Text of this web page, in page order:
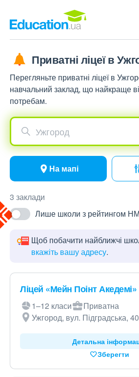
Приватні ліцеї в
Перегляньте приватні ліцеї в
навчальний заклад, що найкраще
потребам.
Ужгород
На мапі
3 заклади
Лише школи з рейтингом
Щоб побачити найближчі
вкажіть вашу адресу.
Ліцей «Мейн Поінт Акедемі»
1–12 класи
Приватна
Ужгород, вул. Підградська, 40
Детальна
Зберегти